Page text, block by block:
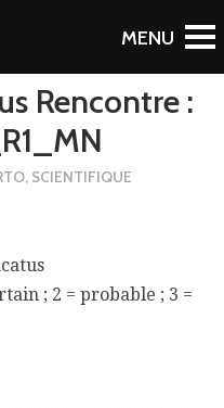
Rencontre :
, SCIENTIFIQUE
; 2 = probable ; 3 =